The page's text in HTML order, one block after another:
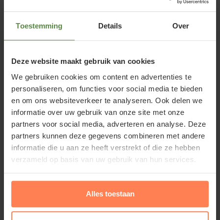
Toestemming Details Over
Deze website maakt gebruik van cookies
We gebruiken cookies om content en advertenties te
personaliseren, om functies voor social media te bieden
en om ons websiteverkeer te analyseren. Ook delen we
informatie over uw gebruik van onze site met onze
partners voor social media, adverteren en analyse. Deze
partners kunnen deze gegevens combineren met andere
informatie die u aan ze heeft verstrekt of die ze hebben
verzameld op basis van uw gebruik van hun services.
Alles toestaan
Rosa Flower Carpet 'Alcantara' of
Bodembedekkende roos
Deze Flower Carpet roos is al net zo sterk als zijn
dieprode enkelvoudige bloemen, waarbij de
goudgele meeldraden mooi zichtbaar zijn. De
bloemen zijn daardoor ook goed toegankelijk voor
bijen en hommels. Net als alle andere Flower Carpet
rozen heeft ook deze roos uitstekende
eigenschappen. Het is een sterke en makkelijke
doorbloeiende trosroos met een brede groeiwijze.
Daardoor is de plant ook geschikt als
bodembedekker en komt de roos bijvoorbeeld goed
tot zijn recht aan de rand van een verhoogde border.